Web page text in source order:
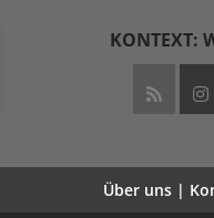
KONTEXT:
Über uns |